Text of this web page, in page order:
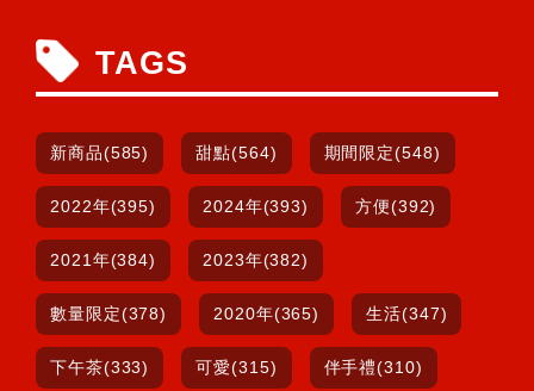
TAGS
新商品(585) 甜點(564) 期間限定(548)
2022年(395) 2024年(393) 方便(392)
2021年(384) 2023年(382)
數量限定(378) 2020年(365) 生活(347)
下午茶(333) 可愛(315) 伴手禮(310)